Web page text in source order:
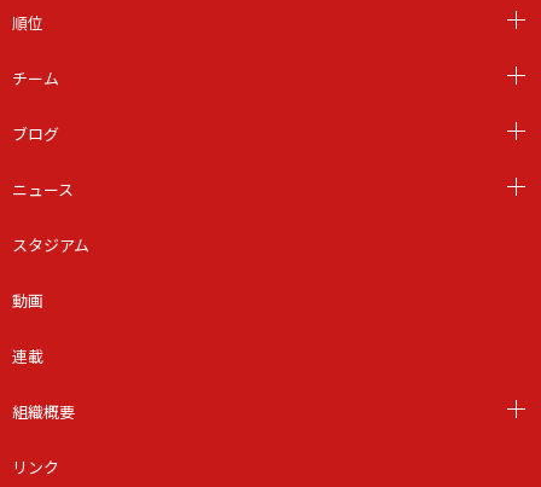
順位
チーム
ブログ
ニュース
スタジアム
動画
連載
組織概要
リンク